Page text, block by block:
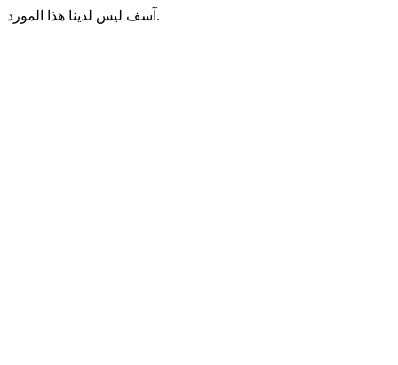
آسف ليس لدينا هذا المورد.